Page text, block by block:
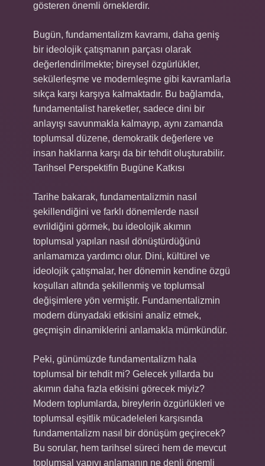
gösteren önemli örneklerdir.
Bugün, fundamentalizm kavramı, daha geniş
bir ideolojik çatışmanın parçası olarak
değerlendirilmekte; bireysel özgürlükler,
sekülerleşme ve modernleşme gibi kavramlarla
sıkça karşı karşıya kalmaktadır. Bu bağlamda,
fundamentalist hareketler, sadece dini bir
anlayışı savunmakla kalmayıp, aynı zamanda
toplumsal düzene, demokratik değerlere ve
insan haklarına karşı da bir tehdit oluşturabilir.
Tarihsel Perspektifin Bugüne Katkısı
Tarihe bakarak, fundamentalizmin nasıl
şekillendiğini ve farklı dönemlerde nasıl
evrildiğini görmek, bu ideolojik akımın
toplumsal yapıları nasıl dönüştürdüğünü
anlamamıza yardımcı olur. Dini, kültürel ve
ideolojik çatışmalar, her dönemin kendine özgü
koşulları altında şekillenmiş ve toplumsal
değişimlere yön vermiştir. Fundamentalizmin
modern dünyadaki etkisini analiz etmek,
geçmişin dinamiklerini anlamakla mümkündür.
Peki, günümüzde fundamentalizm hala
toplumsal bir tehdit mi? Gelecek yıllarda bu
akımın daha fazla etkisini görecek miyiz?
Modern toplumlarda, bireylerin özgürlükleri ve
toplumsal eşitlik mücadeleleri karşısında
fundamentalizm nasıl bir dönüşüm geçirecek?
Bu sorular, hem tarihsel süreci hem de mevcut
toplumsal yapıyı anlamanın ne denli önemli